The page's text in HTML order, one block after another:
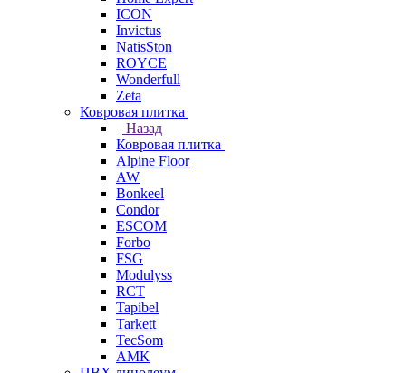
ICON
Invictus
NatisSton
ROYCE
Wonderfull
Zeta
Ковровая плитка
Назад
Ковровая плитка
Alpine Floor
AW
Bonkeel
Condor
ESCOM
Forbo
FSG
Modulyss
RCT
Tapibel
Tarkett
TecSom
АМК